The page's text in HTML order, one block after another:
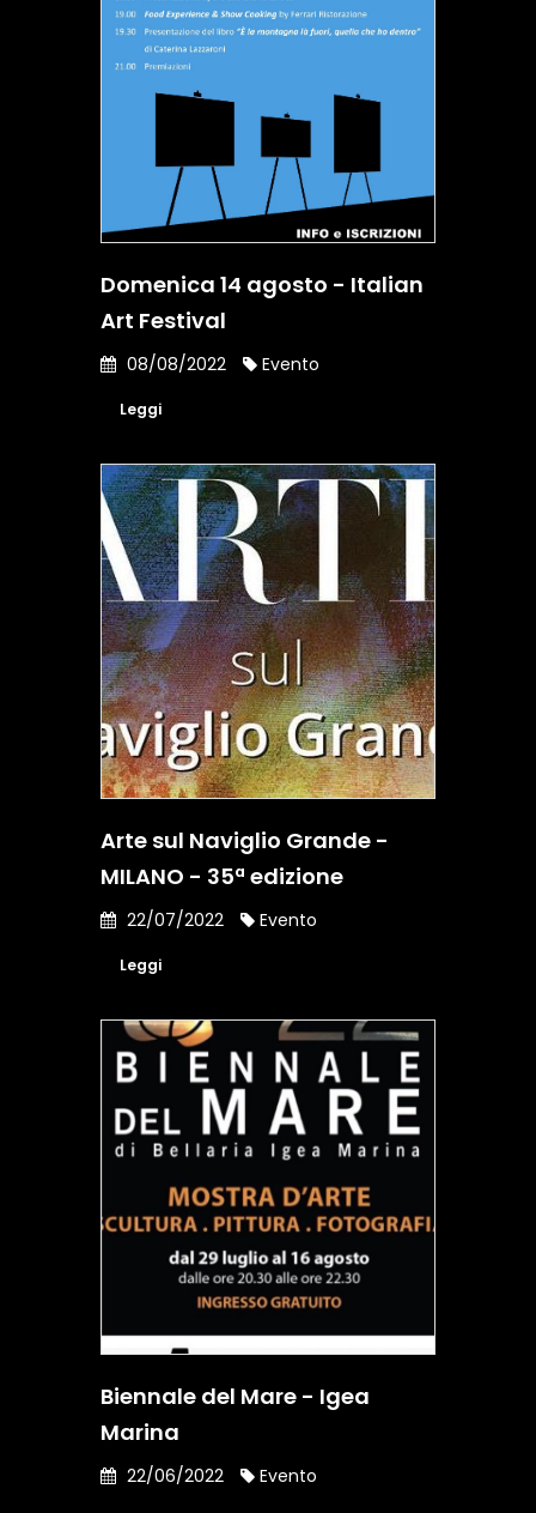
Domenica 14 agosto - Italian
Art Festival
08/08/2022 Evento
Leggi
Arte sul Naviglio Grande -
MILANO - 35ª edizione
22/07/2022 Evento
Leggi
Biennale del Mare - Igea
Marina
22/06/2022 Evento